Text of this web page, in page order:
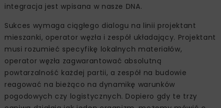
integracja jest wpisana w nasze DNA.
Sukces wymaga ciągłego dialogu na linii projektant
mieszanki, operator węzła i zespół układający. Projektant
musi rozumieć specyfikę lokalnych materiałów,
operator węzła zagwarantować absolutną
powtarzalność każdej partii, a zespół na budowie
reagować na bieżąco na dynamikę warunków
pogodowych czy logistycznych. Dopiero gdy te trzy